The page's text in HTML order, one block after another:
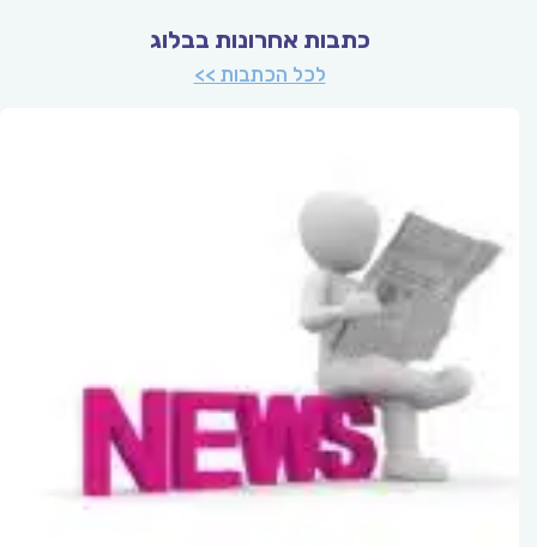
כתבות אחרונות בבלוג
לכל הכתבות >>